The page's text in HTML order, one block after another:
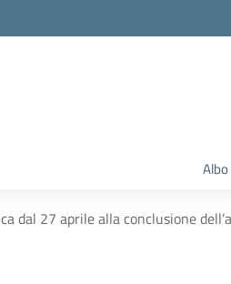
dal 27 aprile alla conclusione